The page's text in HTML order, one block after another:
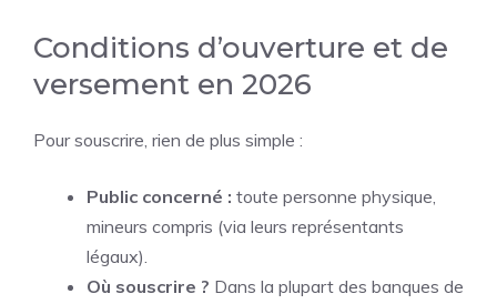
Conditions d’ouverture et de
versement en 2026
Pour souscrire, rien de plus simple :
Public concerné : toute personne physique,
mineurs compris (via leurs représentants
légaux).
Où souscrire ? Dans la plupart des banques de